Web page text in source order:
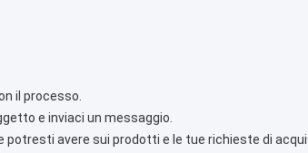
il processo.
e inviaci un messaggio.
avere sui prodotti e le tue richieste di